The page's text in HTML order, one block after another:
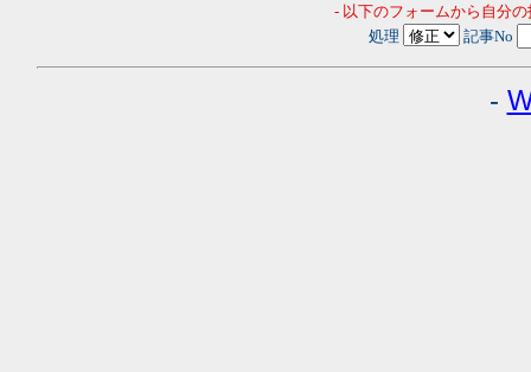
- 以下のフォームから自分
処理
記事No
-